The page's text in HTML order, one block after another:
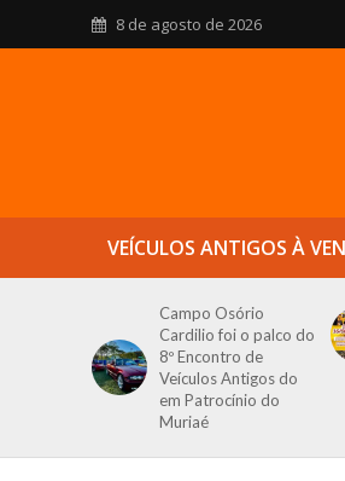
8 de agosto de 2026
VEÍCULOS ANTIGOS À
Campo Osório
Cardilio foi o palco do
8º Encontro de
Veículos Antigos do
em Patrocínio do
Muriaé